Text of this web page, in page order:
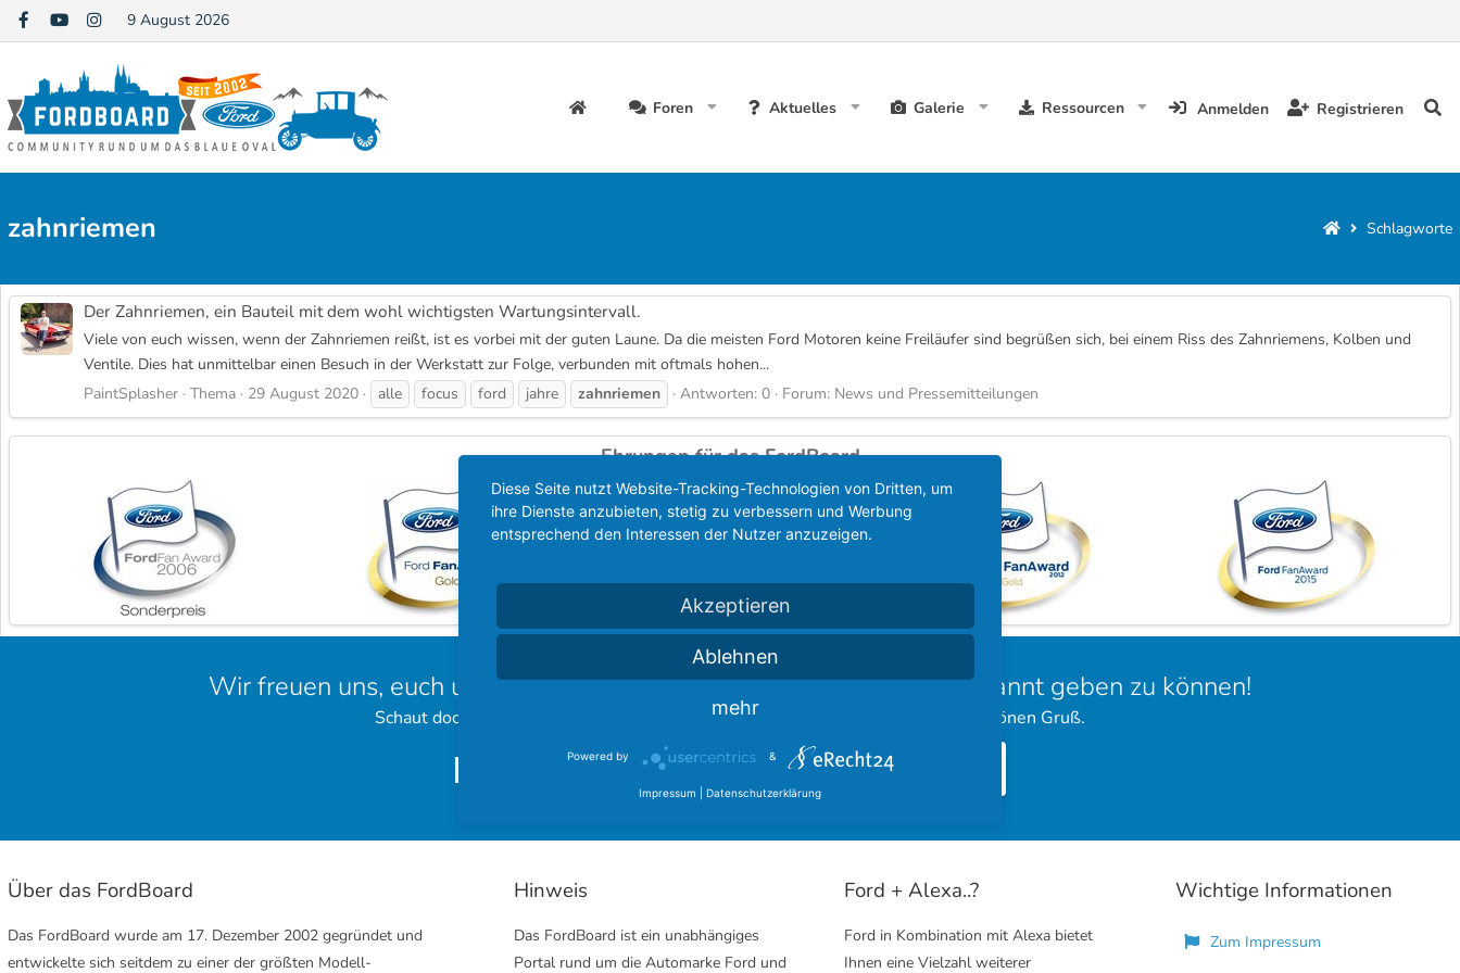
9 August 2026
Foren Aktuelles Galerie Ressourcen Anmelden Registrieren
zahnriemen Schlagworte
Der Zahnriemen, ein Bauteil mit dem wohl wichtigsten Wartungsintervall.
Viele von euch wissen, wenn der Zahnriemen reißt, ist es vorbei mit der guten Laune. Da die meisten Ford Motoren keine Freiläufer sind begrüßen sich, bei einem Riss des Zahnriemens, Kolben und
Ventile. Dies hat unmittelbar einen Besuch in der Werkstatt zur Folge, verbunden mit oftmals hohen...
PaintSplasher Thema 29 August 2020 alle focus ford jahre zahnriemen Antworten: 0 Forum: News und Pressemitteilungen
Ehrungen für das FordBoard
Wir freuen uns, euch unsere langjährigen Partner des FordBoard bekannt geben zu können!
Schaut doch einmal bei unseren Kooperationen vorbei und hinterlasst einen schönen Gruß.
Ford Community Ford Cougar Forum
Über das FordBoard
Das FordBoard wurde am 17. Dezember 2002 gegründet und
entwickelte sich seitdem zu einer der größten Modell-
Hinweis
Das FordBoard ist ein unabhängiges
Portal rund um die Automarke Ford und
Ford + Alexa..?
Ford in Kombination mit Alexa bietet
Ihnen eine Vielzahl weiterer
Wichtige Informationen
Zum Impressum
Diese Seite nutzt Website-Tracking-Technologien von Dritten, um
ihre Dienste anzubieten, stetig zu verbessern und Werbung
entsprechend den Interessen der Nutzer anzuzeigen.
Akzeptieren
Ablehnen
mehr
Powered by &
Impressum Datenschutzerklärung